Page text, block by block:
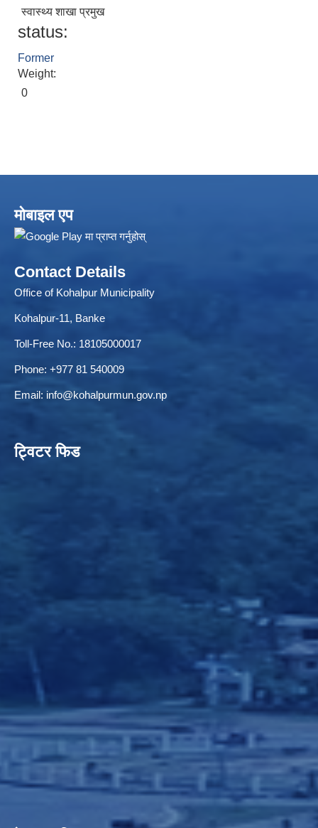
स्वास्थ्य शाखा प्रमुख
status:
Former
Weight:
0
मोबाइल एप
Contact Details
Office of Kohalpur Municipality
Kohalpur-11, Banke
Toll-Free No.: 18105000017
Phone: +977 81 540009
Email: info@kohalpurmun.gov.np
ट्विटर फिड